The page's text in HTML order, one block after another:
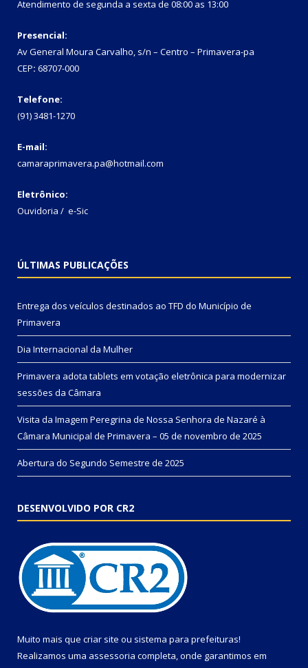
Atendimento de segunda a sexta de 08:00 as 13:00
Presencial:
Av General Moura Carvalho, s/n – Centro – Primavera-pa
CEP: 68707-000
Telefone:
(91) 3481-1270
E-mail:
camaraprimavera.pa@hotmail.com
Eletrônico:
Ouvidoria / e-Sic
ÚLTIMAS PUBLICAÇÕES
Entrega dos veículos destinados ao TFD do Município de
Primavera
Dia Internacional da Mulher
Primavera adota tablets em votação eletrônica para modernizar
sessões da Câmara
Visita da Imagem Peregrina de Nossa Senhora de Nazaré à
Câmara Municipal de Primavera – 05 de novembro de 2025
Abertura do Segundo Semestre de 2025
DESENVOLVIDO POR CR2
Muito mais que criar site ou sistema para prefeituras!
Realizamos uma assessoria completa, onde garantimos em